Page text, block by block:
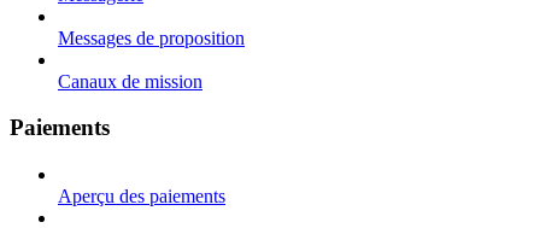
Messages de proposition
Canaux de mission
Paiements
Aperçu des paiements